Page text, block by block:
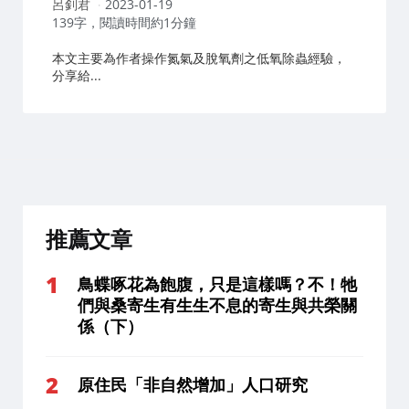
者：
呂釗君
2023-01-19
139字，閱讀時間約1分鐘
本文主要為作者操作氮氣及脫氧劑之低氧除蟲經驗，
分享給...
推薦文章
鳥蝶啄花為飽腹，只是這樣嗎？不！牠
們與桑寄生有生生不息的寄生與共榮關
係（下）
原住民「非自然增加」人口研究